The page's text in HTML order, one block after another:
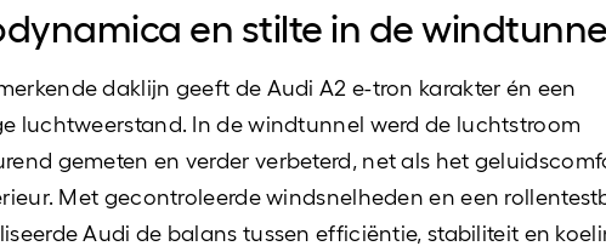
en stilte in de
daklijn geeft de Audi A2 e-tron karakter én een
luchtweerstand. In de windtunnel werd de luchtstroom
gemeten en verder verbeterd, net als het
Met gecontroleerde windsnelheden en een
Audi de balans tussen efficiëntie, stabiliteit en